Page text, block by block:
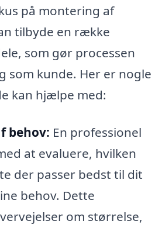
på montering af
tilbyde en række
som gør processen
som kunde. Her er nogle
kan hjælpe med:
behov: En professionel
at evaluere, hvilken
der passer bedst til dit
behov. Dette
om størrelse,